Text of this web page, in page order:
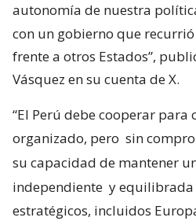
autonomía de nuestra
con un gobierno que
frente a otros Estados”,
Vásquez en su cuenta de X.
“El Perú debe cooperar
organizado, pero sin
su capacidad de mantener
independiente y equilibrada
estratégicos, incluidos